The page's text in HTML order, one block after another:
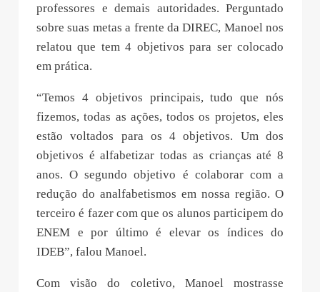
professores e demais autoridades. Perguntado
sobre suas metas a frente da DIREC, Manoel nos
relatou que tem 4 objetivos para ser colocado
em prática.
“Temos 4 objetivos principais, tudo que nós
fizemos, todas as ações, todos os projetos, eles
estão voltados para os 4 objetivos. Um dos
objetivos é alfabetizar todas as crianças até 8
anos. O segundo objetivo é colaborar com a
redução do analfabetismos em nossa região. O
terceiro é fazer com que os alunos participem do
ENEM e por último é elevar os índices do
IDEB”, falou Manoel.
Com visão do coletivo, Manoel mostrasse